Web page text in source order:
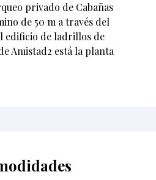
privado de Cabañas
de 50 m a través del
edificio de ladrillos de
Amistad2 está la planta